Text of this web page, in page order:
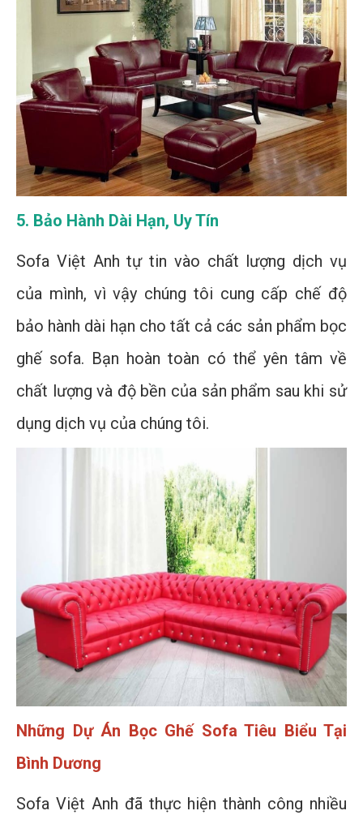
5. Bảo Hành Dài Hạn, Uy Tín
Sofa Việt Anh tự tin vào chất lượng dịch vụ
của mình, vì vậy chúng tôi cung cấp chế độ
bảo hành dài hạn cho tất cả các sản phẩm bọc
ghế sofa. Bạn hoàn toàn có thể yên tâm về
chất lượng và độ bền của sản phẩm sau khi sử
dụng dịch vụ của chúng tôi.
Những Dự Án Bọc Ghế Sofa Tiêu Biểu Tại
Bình Dương
Sofa Việt Anh đã thực hiện thành công nhiều